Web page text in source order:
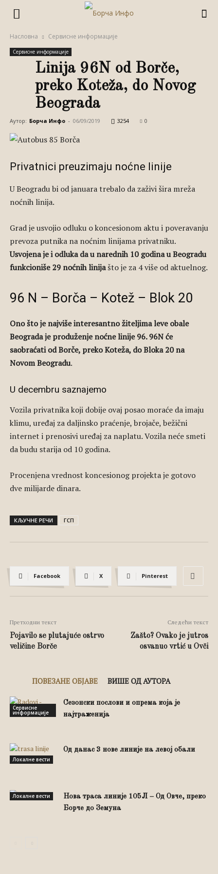
Насловна Сервисне информације
Сервисне информације
Linija 96N od Borče,
preko Koteža, do Novog
Beograda
Аутор: Борча Инфо - 06/09/2019 3254 0
Privatnici preuzimaju noćne linije
U Beogradu bi od januara trebalo da zaživi šira mreža
noćnih linija.
Grad je usvojio odluku o koncesionom aktu i poveravanju
prevoza putnika na noćnim linijama privatniku.
Usvojena je i odluka da u narednih 10 godina u Beogradu
funkcioniše 29 noćnih linijašto je za 4 više od aktuelnog.
96 N – Borča – Kotež – Blok 20
Ono što je najviše interesantno žiteljima leve obale
Beograda je produženje noćne linije 96. 96N će
saobraćati od Borče, preko Koteža, do Bloka 20 na
Novom Beogradu.
U decembru saznajemo
Vozila privatnika koji dobije ovaj posao moraće da imaju
klimu, uređaj za daljinsko praćenje, brojače, bežični
internet i prenosivi uređaj za naplatu. Vozila neće smeti
da budu starija od 10 godina.
Procenjena vrednost koncesionog projekta je gotovo
dve milijarde dinara.
КЉУЧНЕ РЕЧИ ГСП
Facebook X Pinterest
Претходни текст
Pojavilo se plutajuće ostrvo
veličine Borče
Следећи текст
Zašto? Ovako je jutros
osvanuo vrtić u Ovči
ПОВЕЗАНЕ ОБЈАВЕ ВИШЕ ОД АУТОРА
Сервисне
информације
Сезонски послови и опрема која је
најтраженија
Локалне вести
Од данас 3 нове линије на левој обали
Локалне вести
Нова траса линије 105Л – Од Овче, преко
Борче до Земуна